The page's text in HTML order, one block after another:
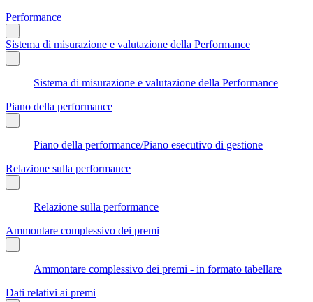
Performance
Sistema di misurazione e valutazione della Performance
Sistema di misurazione e valutazione della Performance
Piano della performance
Piano della performance/Piano esecutivo di gestione
Relazione sulla performance
Relazione sulla performance
Ammontare complessivo dei premi
Ammontare complessivo dei premi - in formato tabellare
Dati relativi ai premi